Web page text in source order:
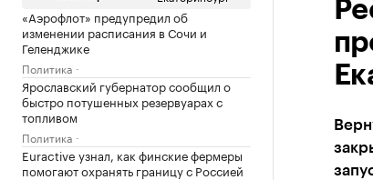
«Аэрофлот» предупредил об
изменении расписания в Сочи и
Геленджике
Политика
Ярославский губернатор сообщил о
быстро потушенных резервуарах с
топливом
Политика
Euractive узнал, как финские фермеры
помогают охранять границу с Россией